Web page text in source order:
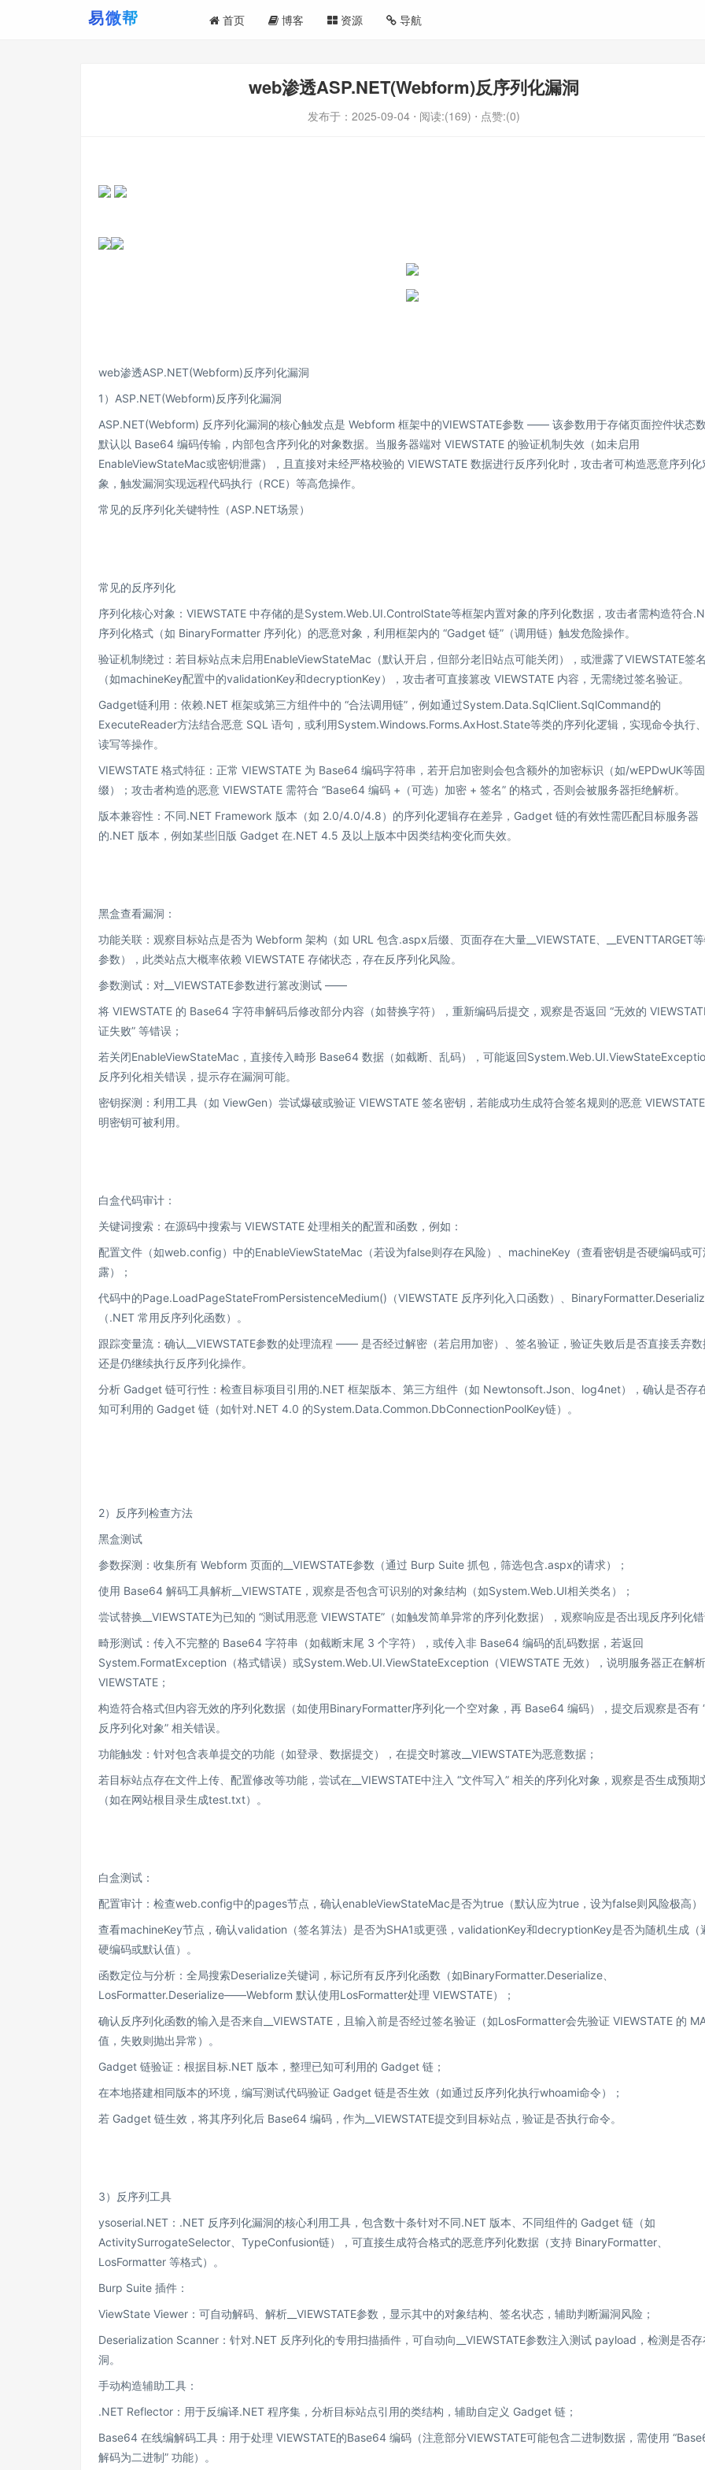
首页 博客 资源 导航
web渗透ASP.NET(Webform)反序列化漏洞
发布于： 2025-09-04 ⋅ 阅读:(169) ⋅ 点赞:(0)
web渗透ASP.NET(Webform)反序列化漏洞
1）ASP.NET(Webform)反序列化漏洞
ASP.NET(Webform) 反序列化漏洞的核心触发点是 Webform 框架中的VIEWSTATE参数 —— 该参数用于存储页面控件状态数
默认以 Base64 编码传输，内部包含序列化的对象数据。当服务器端对 VIEWSTATE 的验证机制失效（如未启用
EnableViewStateMac或密钥泄露），且直接对未经严格校验的 VIEWSTATE 数据进行反序列化时，攻击者可构造恶意序列化
象，触发漏洞实现远程代码执行（RCE）等高危操作。
常见的反序列化关键特性（ASP.NET场景）
常见的反序列化
序列化核心对象：VIEWSTATE 中存储的是System.Web.UI.ControlState等框架内置对象的序列化数据，攻击者需构造符合
序列化格式（如 BinaryFormatter 序列化）的恶意对象，利用框架内的 “Gadget 链”（调用链）触发危险操作。
验证机制绕过：若目标站点未启用EnableViewStateMac（默认开启，但部分老旧站点可能关闭），或泄露了VIEWSTATE签
（如machineKey配置中的validationKey和decryptionKey），攻击者可直接篡改 VIEWSTATE 内容，无需绕过签名验证。
Gadget链利用：依赖.NET 框架或第三方组件中的 “合法调用链”，例如通过System.Data.SqlClient.SqlCommand的
ExecuteReader方法结合恶意 SQL 语句，或利用System.Windows.Forms.AxHost.State等类的序列化逻辑，实现命令执行
读写等操作。
VIEWSTATE 格式特征：正常 VIEWSTATE 为 Base64 编码字符串，若开启加密则会包含额外的加密标识（如/wEPDwUK等
缀）；攻击者构造的恶意 VIEWSTATE 需符合 “Base64 编码 +（可选）加密 + 签名” 的格式，否则会被服务器拒绝解析。
版本兼容性：不同.NET Framework 版本（如 2.0/4.0/4.8）的序列化逻辑存在差异，Gadget 链的有效性需匹配目标服务器
的.NET 版本，例如某些旧版 Gadget 在.NET 4.5 及以上版本中因类结构变化而失效。
黑盒查看漏洞：
功能关联：观察目标站点是否为 Webform 架构（如 URL 包含.aspx后缀、页面存在大量__VIEWSTATE、__EVENTTARGET
参数），此类站点大概率依赖 VIEWSTATE 存储状态，存在反序列化风险。
参数测试：对__VIEWSTATE参数进行篡改测试 ——
将 VIEWSTATE 的 Base64 字符串解码后修改部分内容（如替换字符），重新编码后提交，观察是否返回 “无效的
证失败” 等错误；
若关闭EnableViewStateMac，直接传入畸形 Base64 数据（如截断、乱码），可能返回
反序列化相关错误，提示存在漏洞可能。
密钥探测：利用工具（如 ViewGen）尝试爆破或验证 VIEWSTATE 签名密钥，若能成功生成符合签名规则的恶意
明密钥可被利用。
白盒代码审计：
关键词搜索：在源码中搜索与 VIEWSTATE 处理相关的配置和函数，例如：
配置文件（如web.config）中的EnableViewStateMac（若设为false则存在风险）、machineKey（查看密钥是否硬编码或可
露）；
代码中的Page.LoadPageStateFromPersistenceMedium()（VIEWSTATE 反序列化入口函数）、
（.NET 常用反序列化函数）。
跟踪变量流：确认__VIEWSTATE参数的处理流程 —— 是否经过解密（若启用加密）、签名验证，验证失败后是否直接丢弃数
还是仍继续执行反序列化操作。
分析 Gadget 链可行性：检查目标项目引用的.NET 框架版本、第三方组件（如 Newtonsoft.Json、log4net），确认是否存
知可利用的 Gadget 链（如针对.NET 4.0 的System.Data.Common.DbConnectionPoolKey链）。
2）反序列检查方法
黑盒测试
参数探测：收集所有 Webform 页面的__VIEWSTATE参数（通过 Burp Suite 抓包，筛选包含.aspx的请求）；
使用 Base64 解码工具解析__VIEWSTATE，观察是否包含可识别的对象结构（如System.Web.UI相关类名）；
尝试替换__VIEWSTATE为已知的 “测试用恶意 VIEWSTATE”（如触发简单异常的序列化数据），观察响应是否出现反序列化错
畸形测试：传入不完整的 Base64 字符串（如截断末尾 3 个字符），或传入非 Base64 编码的乱码数据，若返回
System.FormatException（格式错误）或System.Web.UI.ViewStateException（VIEWSTATE 无效），说明服务器正在解析
VIEWSTATE；
构造符合格式但内容无效的序列化数据（如使用BinaryFormatter序列化一个空对象，再 Base64 编码），提交后观察是否有
反序列化对象” 相关错误。
功能触发：针对包含表单提交的功能（如登录、数据提交），在提交时篡改__VIEWSTATE为恶意数据；
若目标站点存在文件上传、配置修改等功能，尝试在__VIEWSTATE中注入 “文件写入” 相关的序列化对象，观察是否生成预期
（如在网站根目录生成test.txt）。
白盒测试：
配置审计：检查web.config中的pages节点，确认enableViewStateMac是否为true（默认应为true，设为false则风险极高）
查看machineKey节点，确认validation（签名算法）是否为SHA1或更强，validationKey和decryptionKey是否为随机生成（
硬编码或默认值）。
函数定位与分析：全局搜索Deserialize关键词，标记所有反序列化函数（如BinaryFormatter.Deserialize、
LosFormatter.Deserialize——Webform 默认使用LosFormatter处理 VIEWSTATE）；
确认反序列化函数的输入是否来自__VIEWSTATE，且输入前是否经过签名验证（如LosFormatter会先验证 VIEWSTATE 的
值，失败则抛出异常）。
Gadget 链验证：根据目标.NET 版本，整理已知可利用的 Gadget 链；
在本地搭建相同版本的环境，编写测试代码验证 Gadget 链是否生效（如通过反序列化执行whoami命令）；
若 Gadget 链生效，将其序列化后 Base64 编码，作为__VIEWSTATE提交到目标站点，验证是否执行命令。
3）反序列工具
ysoserial.NET：.NET 反序列化漏洞的核心利用工具，包含数十条针对不同.NET 版本、不同组件的 Gadget 链（如
ActivitySurrogateSelector、TypeConfusion链），可直接生成符合格式的恶意序列化数据（支持 BinaryFormatter、
LosFormatter 等格式）。
Burp Suite 插件：
ViewState Viewer：可自动解码、解析__VIEWSTATE参数，显示其中的对象结构、签名状态，辅助判断漏洞风险；
Deserialization Scanner：针对.NET 反序列化的专用扫描插件，可自动向__VIEWSTATE参数注入测试 payload，检测是否
洞。
手动构造辅助工具：
.NET Reflector：用于反编译.NET 程序集，分析目标站点引用的类结构，辅助自定义 Gadget 链；
Base64 在线编解码工具：用于处理 VIEWSTATE的Base64 编码（注意部分VIEWSTATE可能包含二进制数据，需使用
解码为二进制” 功能）。